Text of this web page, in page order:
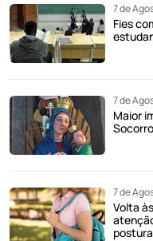
7 de
Fies
7 de
Maior
7 de
Volta
postura